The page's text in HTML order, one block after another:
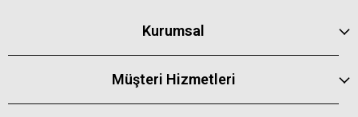
Kurumsal
Müşteri Hizmetleri